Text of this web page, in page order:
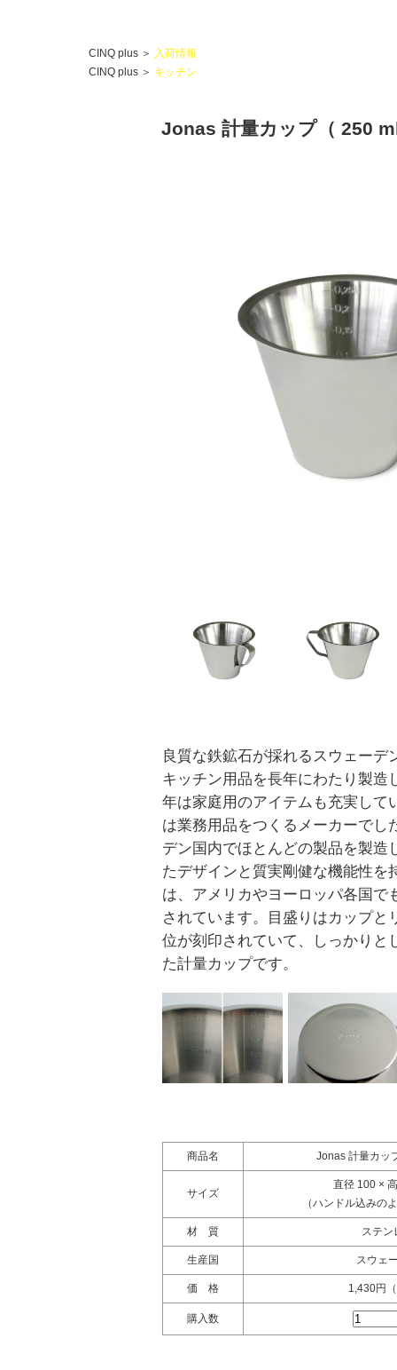
CINQ plus ＞ 入荷情報
CINQ plus ＞ キッチン
Jonas 計量カップ（ 250
良質な鉄鉱石が採れるスウェーデ
キッチン用品を長年にわたり製造
年は家庭用のアイテムも充実して
は業務用品をつくるメーカーでし
デン国内でほとんどの製品を製造
たデザインと質実剛健な機能性を
は、アメリカやヨーロッパ各国で
されています。目盛りはカップと
位が刻印されていて、しっかりと
た計量カップです。
商品名 Jonas 計量カッ
サイズ
直径 100 ×
（ハンドル込みの
材 質 ステン
生産国 スウェ
価 格 1,430円
購入数